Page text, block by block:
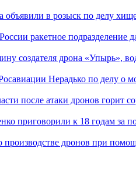
в розыск по делу
ракетное подразделение
создателя дрона «Упырь»,
Нерадько по делу о
после атаки дронов горит
приговорили к 18 годам за
дронов при